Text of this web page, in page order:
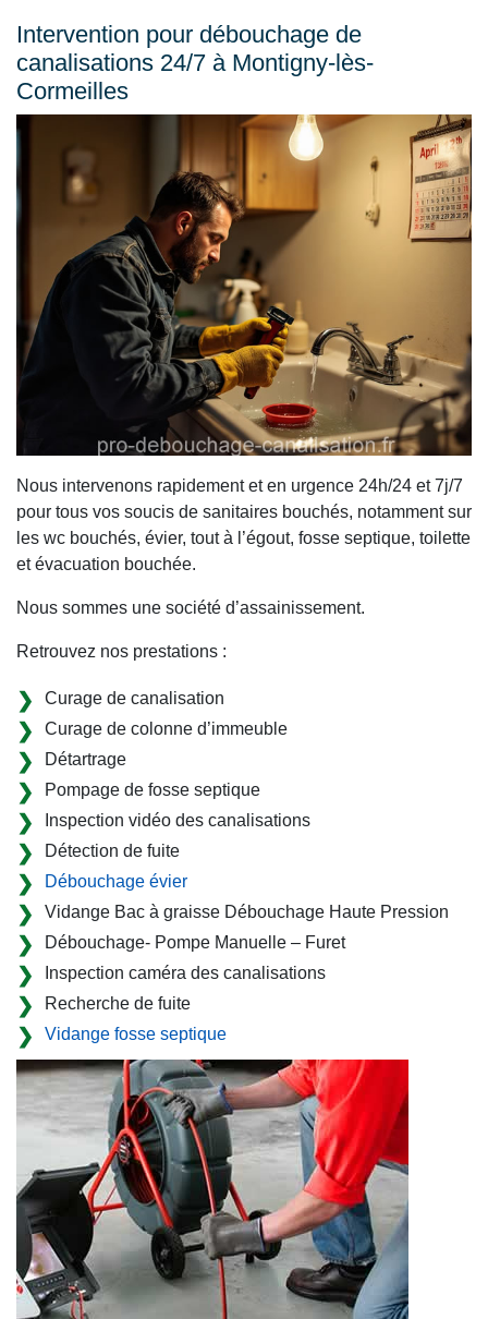
Intervention pour débouchage de
canalisations 24/7 à Montigny-lès-
Cormeilles
Nous intervenons rapidement et en urgence 24h/24 et 7j/7
pour tous vos soucis de sanitaires bouchés, notamment sur
les wc bouchés, évier, tout à l’égout, fosse septique, toilette
et évacuation bouchée.
Nous sommes une société d’assainissement.
Retrouvez nos prestations :
Curage de canalisation
Curage de colonne d’immeuble
Détartrage
Pompage de fosse septique
Inspection vidéo des canalisations
Détection de fuite
Débouchage évier
Vidange Bac à graisse Débouchage Haute Pression
Débouchage- Pompe Manuelle – Furet
Inspection caméra des canalisations
Recherche de fuite
Vidange fosse septique